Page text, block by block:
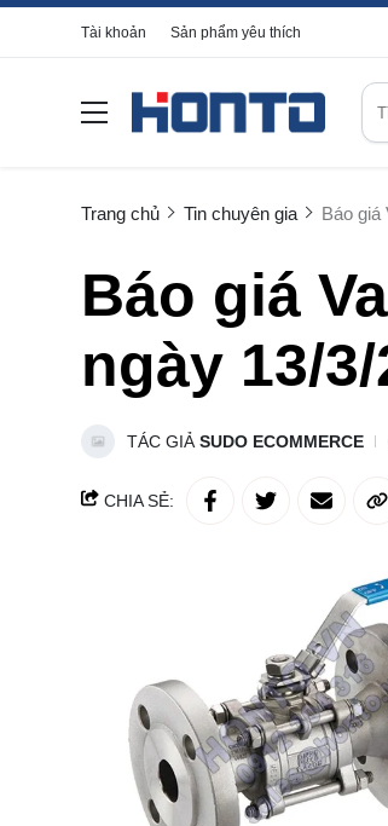
Tài khoản Sản phẩm yêu thích
Trang chủ Tin chuyên gia Báo giá
Báo giá
ngày 13/
TÁC GIẢ SUDO ECOMMERCE
CHIA SẺ: